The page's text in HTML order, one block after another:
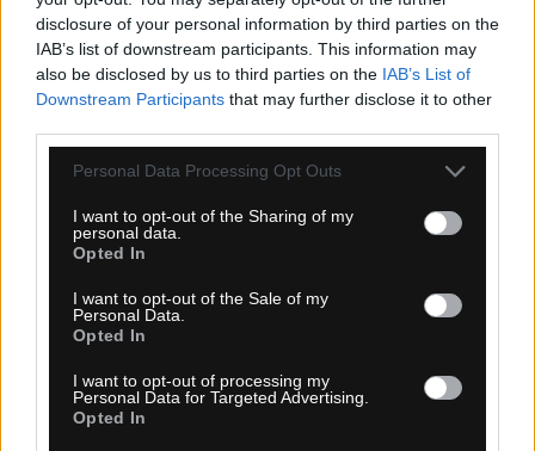
disclosure of your personal information by third parties on the
IAB’s list of downstream participants. This information may
also be disclosed by us to third parties on the IAB’s List of
Downstream Participants that may further disclose it to other
Personal Data Processing Opt Outs
I want to opt-out of the Sharing of my
personal data.
Opted In
I want to opt-out of the Sale of my
Personal Data.
Opted In
I want to opt-out of processing my
Personal Data for Targeted Advertising.
Opted In
KÚPIŤ